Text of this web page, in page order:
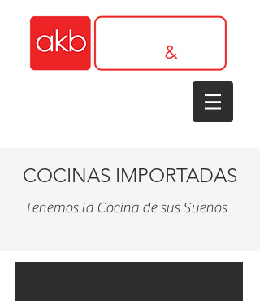
COCINAS IMPORTADAS
Tenemos la Cocina de sus Sueños